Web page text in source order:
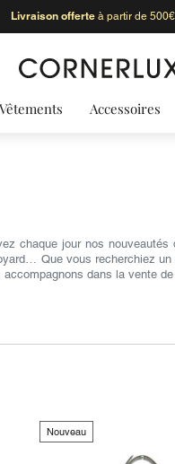
Livraison offerteà partir de 500€
Vêtements Accessoires
chaque jour nos
Que vous recherchiez
dans la vente
Nouveau